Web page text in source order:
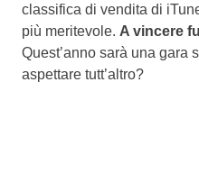
classifica di vendita di
più meritevole. A vincere
Quest’anno sarà una gara
aspettare tutt’altro?